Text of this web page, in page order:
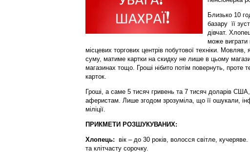
Близько 10
базару її
дівчат.
може виграти
місцевих торгових центрів побутової техніки.
суму, матиме картки на скидку не лише в цьому
магазинах тощо. Гроші нібито потім повернуть, проте
карток.
Гроші, а саме 5 тисяч гривень та 7 тисяч доларів США,
аферистам. Лише згодом зрозуміла, що її ошукали,
міліції.
ПРИКМЕТИ РОЗШУКУВАНИХ:
Хлопець: вік – до 30 років, волосся світле,
та клітчасту сорочку.